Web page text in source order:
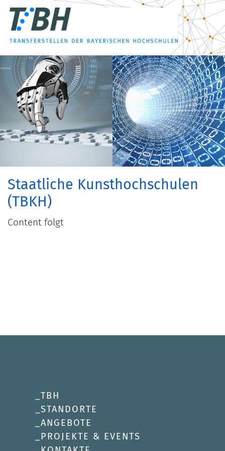
Staatliche Kunsthochschulen
(TBKH)
Content folgt
TBH
STANDORTE
ANGEBOTE
PROJEKTE & EVENTS